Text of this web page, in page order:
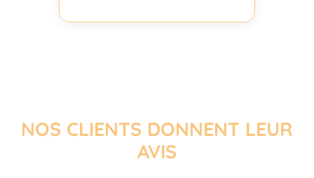
NOS CLIENTS DONNENT LEUR
AVIS